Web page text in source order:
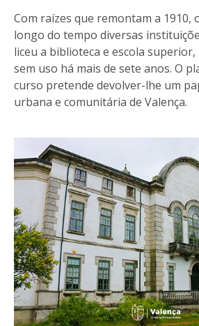
Com raízes que remontam a 1910,
longo do tempo diversas
liceu a biblioteca e escola
sem uso há mais de sete anos. O
curso pretende devolver-lhe um
urbana e comunitária de Valença.